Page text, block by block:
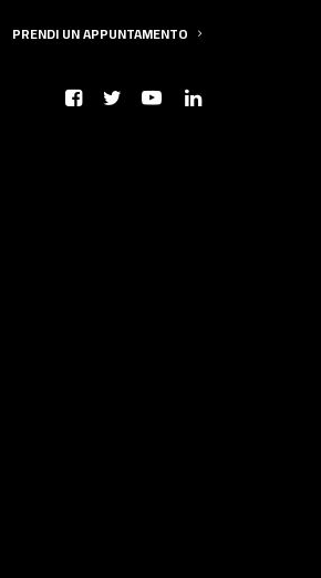
PRENDI UN APPUNTAMENTO